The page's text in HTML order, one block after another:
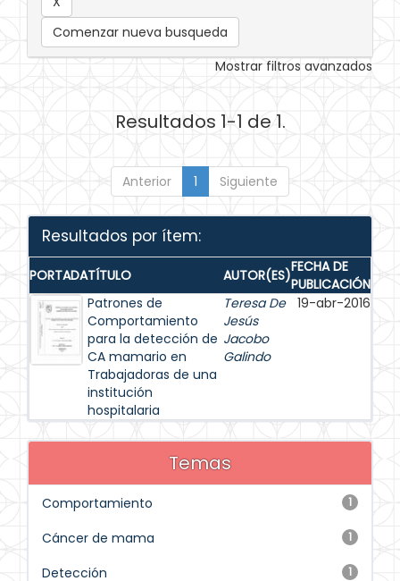
Comenzar nueva busqueda
Mostrar filtros avanzados
Resultados 1-1 de 1.
Anterior 1 Siguiente
Resultados por ítem:
PORTADATÍTULO AUTOR(ES)FECHA DE
PUBLICACIÓN
Patrones de
Comportamiento
para la detección de
CA mamario en
Trabajadoras de una
institución
hospitalaria
Teresa De
Jesús
Jacobo
Galindo
19-abr-2016
Temas
1
Comportamiento
1
Cáncer de mama
1
Detección